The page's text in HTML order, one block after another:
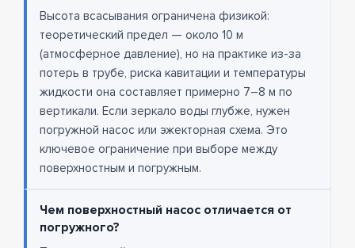
Высота всасывания ограничена физикой:
теоретический предел — около 10 м
(атмосферное давление), но на практике из-за
потерь в трубе, риска кавитации и температуры
жидкости она составляет примерно 7–8 м по
вертикали. Если зеркало воды глубже, нужен
погружной насос или эжекторная схема. Это
ключевое ограничение при выборе между
поверхностным и погружным.
Чем поверхностный насос отличается от
погружного?